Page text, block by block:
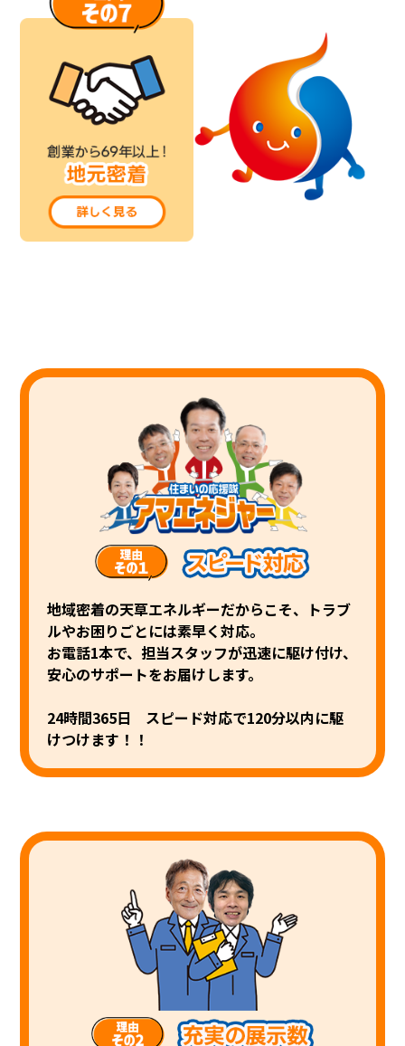
地域密着の天草エネルギーだからこそ、トラブ
ルやお困りごとには素早く対応。
お電話1本で、担当スタッフが迅速に駆け付け、
安心のサポートをお届けします。
24時間365日 スピード対応で120分以内に駆
けつけます！！